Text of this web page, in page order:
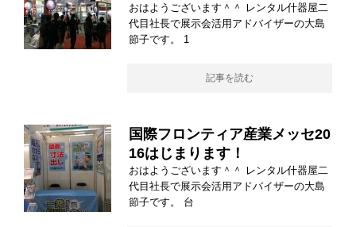
おはようございます＾＾ レンタル什器屋二
代目社長で展示会活用アドバイザーの大島
節子です。 1
記事を読む
国際フロンティア産業メッセ20
16はじまります！
おはようございます＾＾ レンタル什器屋二
代目社長で展示会活用アドバイザーの大島
節子です。 台